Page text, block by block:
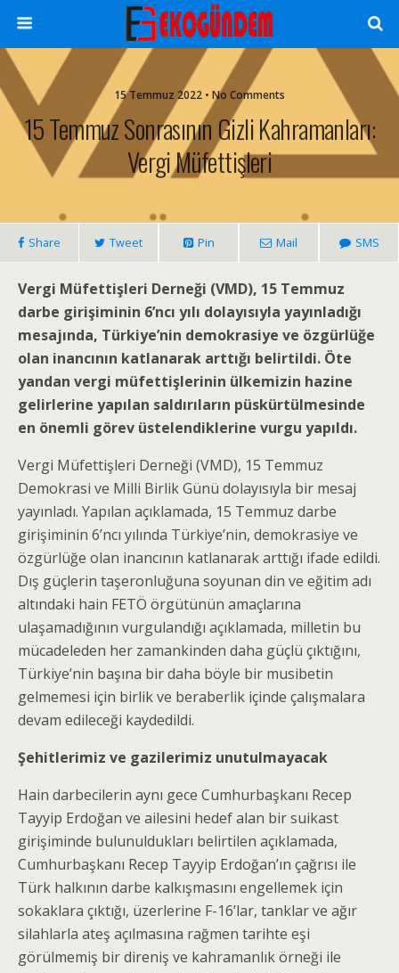
15 Temmuz 2022 • No Comments
15 Temmuz Sonrasının Gizli Kahramanları:
Vergi Müfettişleri
Share Tweet Pin Mail SMS
Vergi Müfettişleri Derneği (VMD), 15 Temmuz
darbe girişiminin 6’ncı yılı dolayısıyla yayınladığı
mesajında, Türkiye’nin demokrasiye ve özgürlüğe
olan inancının katlanarak arttığı belirtildi. Öte
yandan vergi müfettişlerinin ülkemizin hazine
gelirlerine yapılan saldırıların püskürtülmesinde
en önemli görev üstelendiklerine vurgu yapıldı.
Vergi Müfettişleri Derneği (VMD), 15 Temmuz
Demokrasi ve Milli Birlik Günü dolayısıyla bir mesaj
yayınladı. Yapılan açıklamada, 15 Temmuz darbe
girişiminin 6’ncı yılında Türkiye’nin, demokrasiye ve
özgürlüğe olan inancının katlanarak arttığı ifade edildi.
Dış güçlerin taşeronluğuna soyunan din ve eğitim adı
altındaki hain FETÖ örgütünün amaçlarına
ulaşamadığının vurgulandığı açıklamada, milletin bu
mücadeleden her zamankinden daha güçlü çıktığını,
Türkiye’nin başına bir daha böyle bir musibetin
gelmemesi için birlik ve beraberlik içinde çalışmalara
devam edileceği kaydedildi.
Şehitlerimiz ve gazilerimiz unutulmayacak
Hain darbecilerin aynı gece Cumhurbaşkanı Recep
Tayyip Erdoğan ve ailesini hedef alan bir suikast
girişiminde bulunuldukları belirtilen açıklamada,
Cumhurbaşkanı Recep Tayyip Erdoğan’ın çağrısı ile
Türk halkının darbe kalkışmasını engellemek için
sokaklara çıktığı, üzerlerine F-16’lar, tanklar ve ağır
silahlarla ateş açılmasına rağmen tarihte eşi
görülmemiş bir direniş ve kahramanlık örneği ile